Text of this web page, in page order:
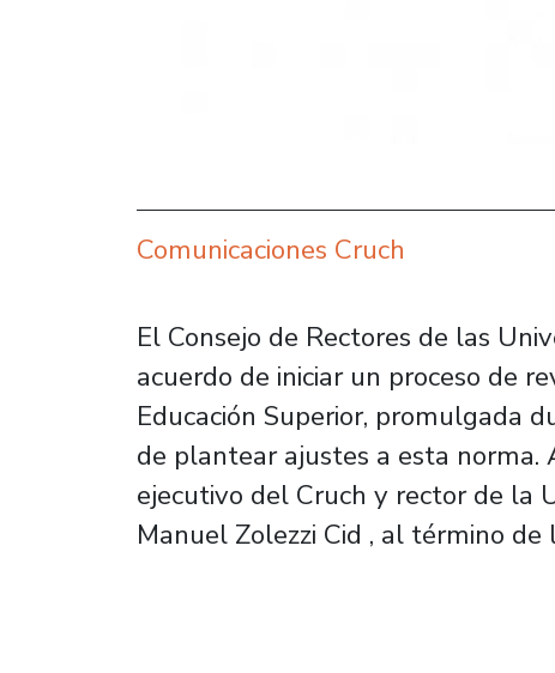
Comunicaciones Cruch
El Consejo de Rectores de las
acuerdo de iniciar un proceso de
Educación Superior, promulgada
de plantear ajustes a esta norma.
ejecutivo del Cruch y rector de la
Manuel Zolezzi Cid , al término